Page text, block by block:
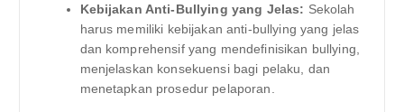
Kebijakan Anti-Bullying yang Jelas: Sekolah
harus memiliki kebijakan anti-bullying yang jelas
dan komprehensif yang mendefinisikan bullying,
menjelaskan konsekuensi bagi pelaku, dan
menetapkan prosedur pelaporan.